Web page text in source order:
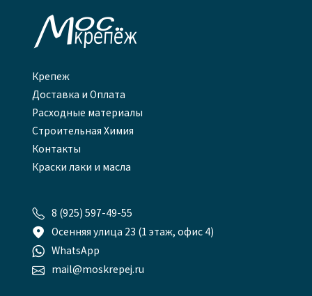

Крепеж
Доставка и Оплата
Расходные материалы
Строительная Химия
Контакты
Краски лаки и масла
 8 (925) 597-49-55
 Осенняя улица 23 (1 этаж, офис 4)
 WhatsApp
 mail@moskrepej.ru